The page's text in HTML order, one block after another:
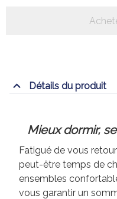
Détails du produit
Mieux dormir,
Fatigué de vous
peut-être temps de
ensembles
vous garantir un